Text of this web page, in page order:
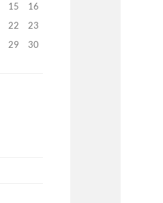
15
16
22
23
29
30